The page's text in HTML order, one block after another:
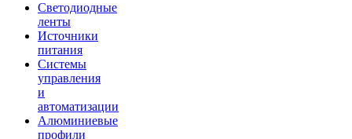
Светодиодные
ленты
Источники
питания
Системы
управления
и
автоматизации
Алюминиевые
профили